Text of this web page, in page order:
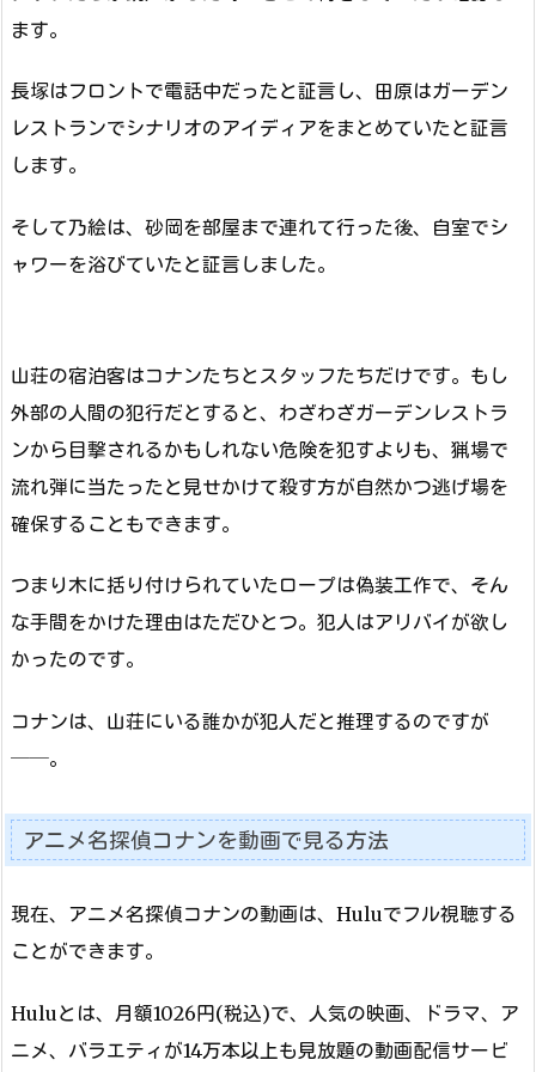
ます。
長塚はフロントで電話中だったと証言し、田原はガーデン
レストランでシナリオのアイディアをまとめていたと証言
します。
そして乃絵は、砂岡を部屋まで連れて行った後、自室でシ
ャワーを浴びていたと証言しました。
山荘の宿泊客はコナンたちとスタッフたちだけです。もし
外部の人間の犯行だとすると、わざわざガーデンレストラ
ンから目撃されるかもしれない危険を犯すよりも、猟場で
流れ弾に当たったと見せかけて殺す方が自然かつ逃げ場を
確保することもできます。
つまり木に括り付けられていたロープは偽装工作で、そん
な手間をかけた理由はただひとつ。犯人はアリバイが欲し
かったのです。
コナンは、山荘にいる誰かが犯人だと推理するのですが
──。
アニメ名探偵コナンを動画で見る方法
現在、アニメ名探偵コナンの動画は、Huluでフル視聴する
ことができます。
Huluとは、月額1026円(税込)で、人気の映画、ドラマ、ア
ニメ、バラエティが14万本以上も見放題の動画配信サービ